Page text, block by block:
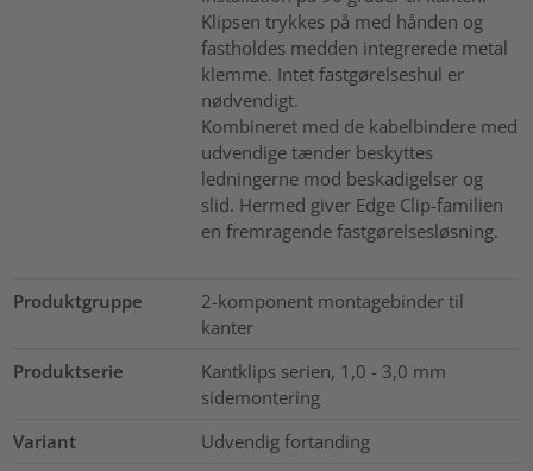
Klipsen trykkes på med hånden og
fastholdes medden integrerede metal
klemme. Intet fastgørelseshul er
nødvendigt.
Kombineret med de kabelbindere med
udvendige tænder beskyttes
ledningerne mod beskadigelser og
slid. Hermed giver Edge Clip-familien
en fremragende fastgørelsesløsning.
Produktgruppe
2-komponent montagebinder til
kanter
Produktserie
Kantklips serien, 1,0 - 3,0 mm
sidemontering
Variant
Udvendig fortanding